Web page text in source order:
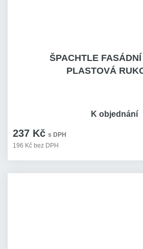
ŠPACHTLE
PLASTOVÁ
237 Kč s DPH
196 Kč bez DPH
K objednání